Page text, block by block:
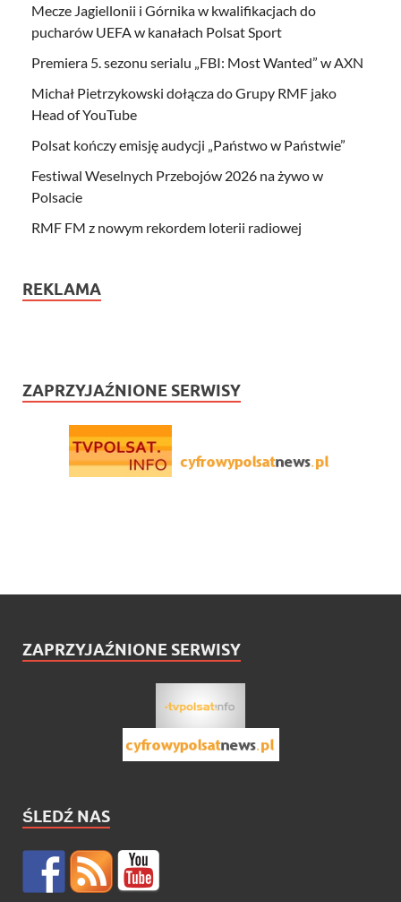
Mecze Jagiellonii i Górnika w kwalifikacjach do
pucharów UEFA w kanałach Polsat Sport
Premiera 5. sezonu serialu „FBI: Most Wanted” w AXN
Michał Pietrzykowski dołącza do Grupy RMF jako
Head of YouTube
Polsat kończy emisję audycji „Państwo w Państwie”
Festiwal Weselnych Przebojów 2026 na żywo w
Polsacie
RMF FM z nowym rekordem loterii radiowej
REKLAMA
ZAPRZYJAŹNIONE SERWISY
ZAPRZYJAŹNIONE SERWISY
ŚLEDŹ NAS